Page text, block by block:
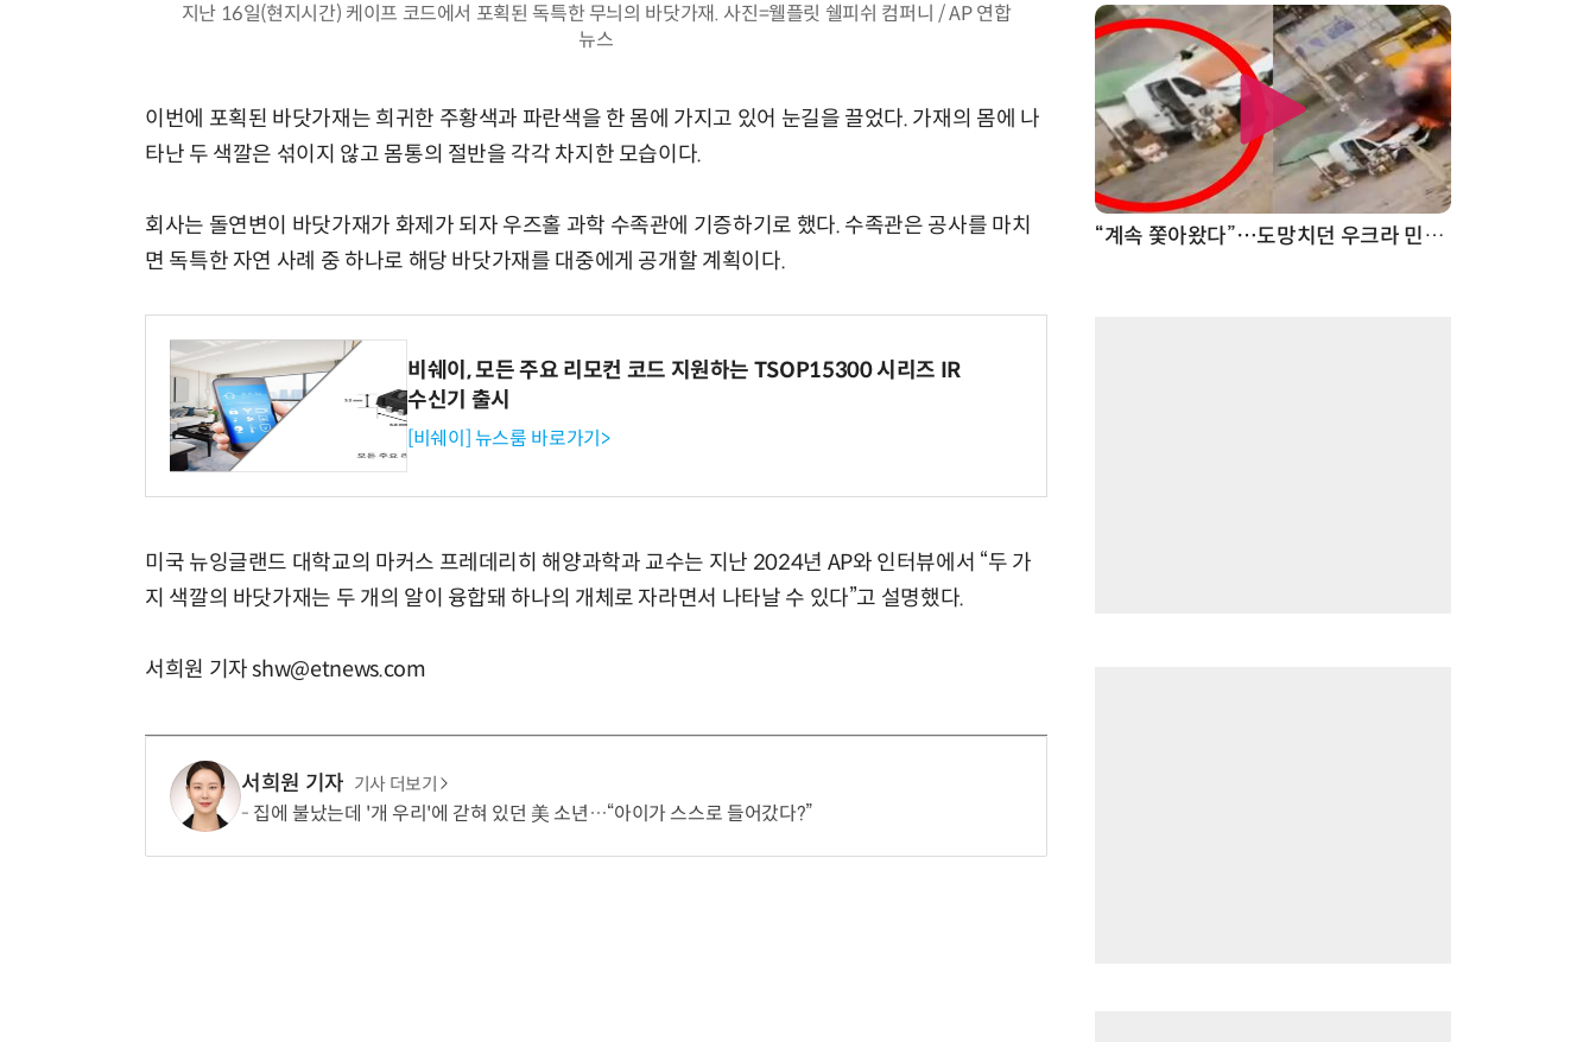
지난 16일(현지시간) 케이프 코드에서 포획된 독특한 무늬의 바닷가재. 사진=웰플릿 쉘피쉬 컴퍼니 / AP 연합
뉴스
이번에 포획된 바닷가재는 희귀한 주황색과 파란색을 한 몸에 가지고 있어 눈길을 끌었다. 가재의 몸에 나
타난 두 색깔은 섞이지 않고 몸통의 절반을 각각 차지한 모습이다.
회사는 돌연변이 바닷가재가 화제가 되자 우즈홀 과학 수족관에 기증하기로 했다. 수족관은 공사를 마치
면 독특한 자연 사례 중 하나로 해당 바닷가재를 대중에게 공개할 계획이다.
비쉐이, 모든 주요 리모컨 코드 지원하는 TSOP15300 시리즈 IR
수신기 출시
[비쉐이] 뉴스룸 바로가기>
미국 뉴잉글랜드 대학교의 마커스 프레데리히 해양과학과 교수는 지난 2024년 AP와 인터뷰에서 “두 가
지 색깔의 바닷가재는 두 개의 알이 융합돼 하나의 개체로 자라면서 나타날 수 있다”고 설명했다.
서희원 기자 shw@etnews.com
서희원 기자 기사 더보기
집에 불났는데 '개 우리'에 갇혀 있던 美 소년…“아이가 스스로 들어갔다?”
거미줄 쏘고 자동 회수까지…현실판 스파이더맨 웹 슈터 “계속 쫓아왔다”…도망치던 우크라 민간인 공격한 러 자폭 드론